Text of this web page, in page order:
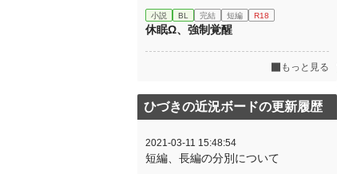
小説 BL 完結 短編 R18
休眠Ω、強制覚醒
もっと見る
ひづきの近況ボードの更新履歴
2021-03-11 15:48:54
短編、長編の分別について